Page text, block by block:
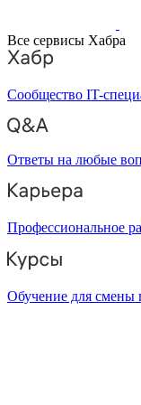
Все сервисы Хабра
Сообщество IT-
Ответы на любые
Профессиональное
Обучение для смены